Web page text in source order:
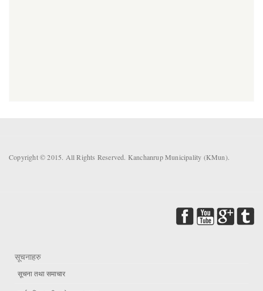
Copyright © 2015. All Rights Reserved. Kanchanrup Municipality (KMun).
सूचनाहरु
सूचना तथा समाचार